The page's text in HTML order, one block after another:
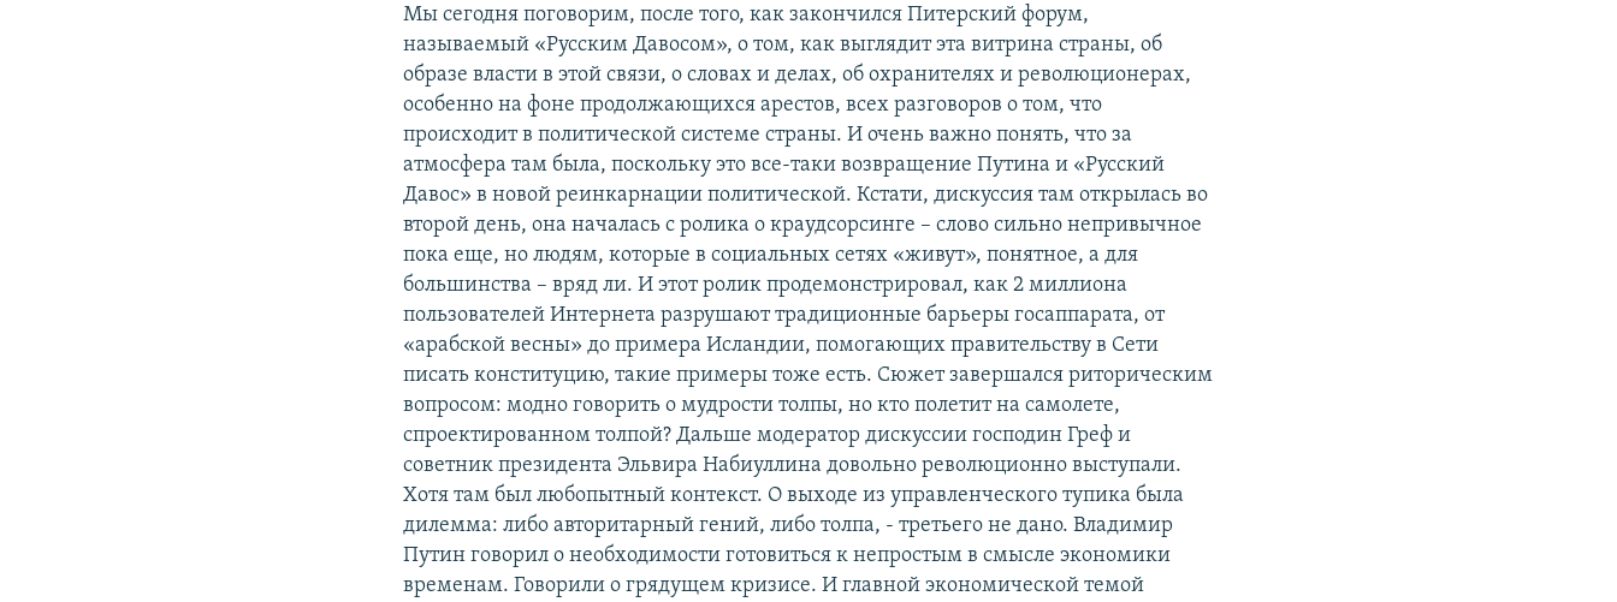
Мы сегодня поговорим, после того, как закончился Питерский форум,
называемый «Русским Давосом», о том, как выглядит эта витрина страны, об
образе власти в этой связи, о словах и делах, об охранителях и революционерах,
особенно на фоне продолжающихся арестов, всех разговоров о том, что
происходит в политической системе страны. И очень важно понять, что за
атмосфера там была, поскольку это все-таки возвращение Путина и «Русский
Давос» в новой реинкарнации политической. Кстати, дискуссия там открылась во
второй день, она началась с ролика о краудсорсинге – слово сильно непривычное
пока еще, но людям, которые в социальных сетях «живут», понятное, а для
большинства – вряд ли. И этот ролик продемонстрировал, как 2 миллиона
пользователей Интернета разрушают традиционные барьеры госаппарата, от
«арабской весны» до примера Исландии, помогающих правительству в Сети
писать конституцию, такие примеры тоже есть. Сюжет завершался риторическим
вопросом: модно говорить о мудрости толпы, но кто полетит на самолете,
спроектированном толпой? Дальше модератор дискуссии господин Греф и
советник президента Эльвира Набиуллина довольно революционно выступали.
Хотя там был любопытный контекст. О выходе из управленческого тупика была
дилемма: либо авторитарный гений, либо толпа, - третьего не дано. Владимир
Путин говорил о необходимости готовиться к непростым в смысле экономики
временам. Говорили о грядущем кризисе. И главной экономической темой